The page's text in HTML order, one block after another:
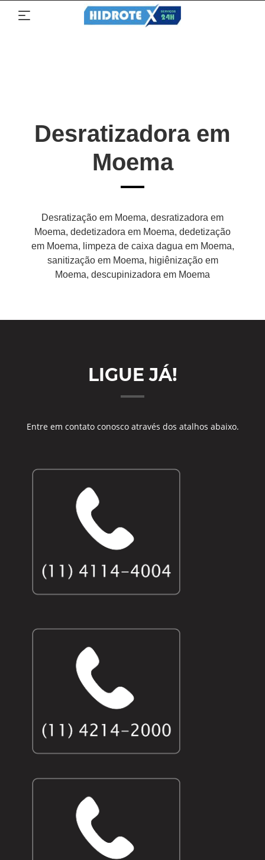
Desratizadora em
Moema
Desratização em Moema, desratizadora em
Moema, dedetizadora em Moema, dedetização
em Moema, limpeza de caixa dagua em Moema,
sanitização em Moema, higiênização em
Moema, descupinizadora em Moema
LIGUE JÁ!
Entre em contato conosco através dos atalhos abaixo.